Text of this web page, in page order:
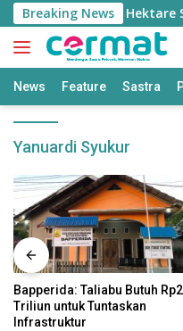
Langsung
ke
konten
Breaking News
Jatah 7.500 Hektare
News Feature Sastra
Yanuardi Syukur
Bapperida: Taliabu Butuh Rp2
Triliun untuk Tuntaskan
Infrastruktur